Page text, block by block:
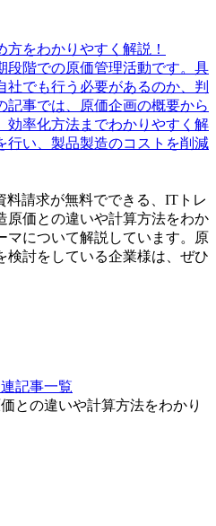
をわかりやすく解説！
段階での原価管理活動です。具
でも行う必要があるのか、判
記事では、原価企画の概要から
効率化方法までわかりやすく解
行い、製品製造のコストを削減
請求が無料でできる、ITトレ
原価との違いや計算方法をわか
マについて解説しています。
原
検討をしている企業様は、ぜひ
記事一覧
との違いや計算方法をわかり